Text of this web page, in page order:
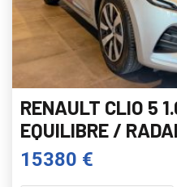
RENAULT CLIO 5
EQUILIBRE /
15380 €